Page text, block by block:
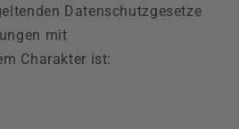
Datenschutzgesetze
mit
Charakter ist: